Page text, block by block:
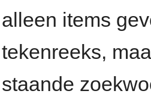
alleen items
tekenreeks,
staande